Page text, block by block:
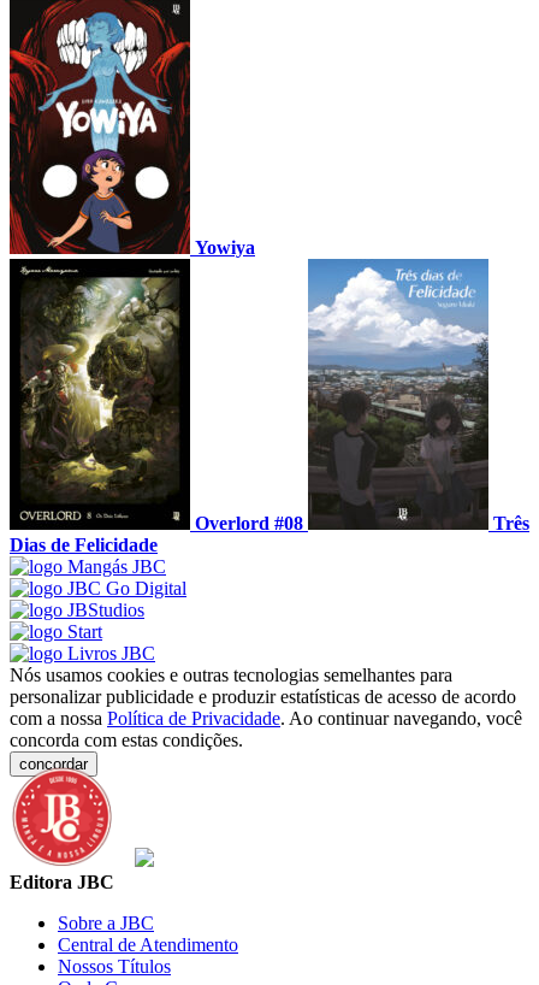
Yowiya
Overlord #08
Três
Dias de Felicidade
Nós usamos cookies e outras tecnologias semelhantes para
personalizar publicidade e produzir estatísticas de acesso de acordo
com a nossa Política de Privacidade. Ao continuar navegando, você
concorda com estas condições.
concordar
Editora JBC
Sobre a JBC
Central de Atendimento
Nossos Títulos